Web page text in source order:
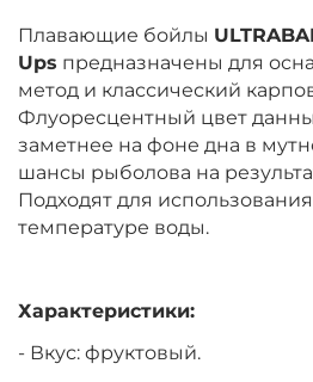
Плавающие бойлы
Ups предназначены для
метод и классический
Флуоресцентный цвет
заметнее на фоне дна в
шансы рыболова на
Подходят для
температуре воды.
Характеристики:
- Вкус: фруктовый.